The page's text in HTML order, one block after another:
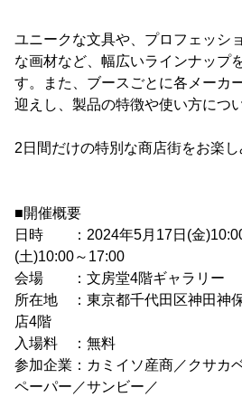
ユニークな文具や、プロフェッシ
な画材など、幅広いラインナップ
す。また、ブースごとに各メーカ
迎えし、製品の特徴や使い方につ
2日間だけの特別な商店街をお楽し
■開催概要
日時 ：2024年5月17日(金)10:00
(土)10:00～17:00
会場 ：文房堂4階ギャラリー
所在地 ：東京都千代田区神田神
店4階
入場料 ：無料
参加企業：カミイソ産商／クサカ
ペーパー／サンビー／